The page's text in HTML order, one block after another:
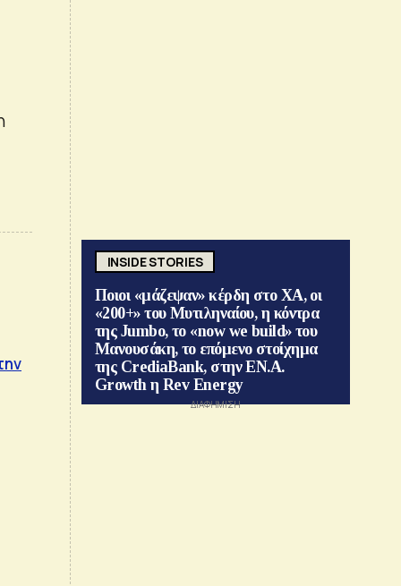
INSIDE STORIES
Ποιοι «μάζεψαν» κέρδη στο ΧΑ, οι
«200+» του Μυτιληναίου, η κόντρα
της Jumbo, το «now we build» του
Μανουσάκη, το επόμενο στοίχημα
της CrediaBank, στην ΕΝ.Α.
Growth η Rev Energy